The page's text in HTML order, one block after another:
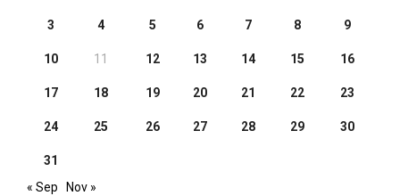
3 4 5 6 7 8 9
10 11 12 13 14 15 16
17 18 19 20 21 22 23
24 25 26 27 28 29 30
31
« Sep
Nov »